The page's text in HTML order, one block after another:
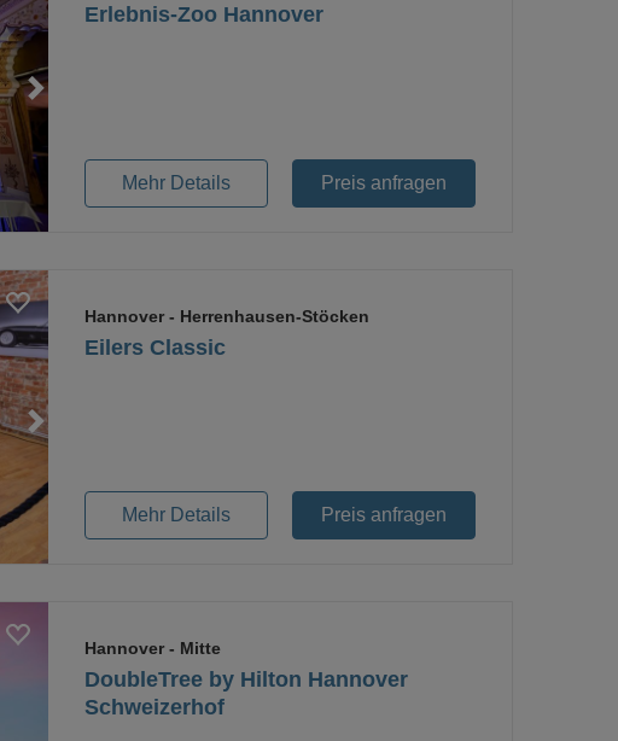
Erlebnis-Zoo Hannover
Mehr Details Preis anfragen
Eilers Classic
Hannover- Herrenhausen-Stöcken
Mehr Details Preis anfragen
DoubleTree by Hilton Hannover
Schweizerhof
Hannover- Mitte